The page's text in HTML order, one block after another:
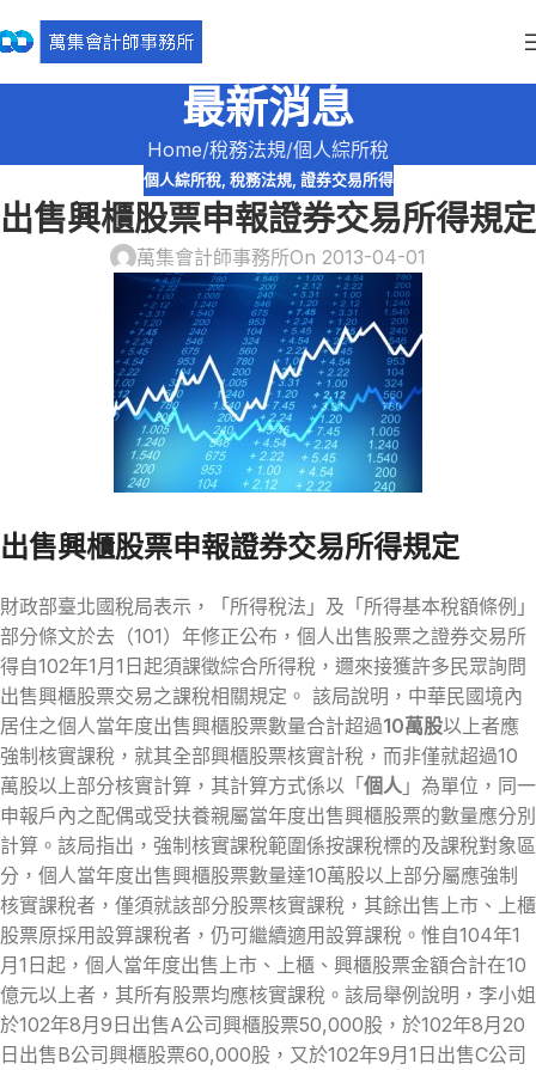
最新消息
Home 稅務法規 個人綜所稅
個人綜所稅, 稅務法規, 證券交易所得
出售興櫃股票申報證券交易所得規定
萬集會計師事務所On 2013-04-01
出售興櫃股票申報證券交易所得規定
財政部臺北國稅局表示，「所得稅法」及「所得基本稅額條例」
部分條文於去（101）年修正公布，個人出售股票之證券交易所
得自102年1月1日起須課徵綜合所得稅，邇來接獲許多民眾詢問
出售興櫃股票交易之課稅相關規定。 該局說明，中華民國境內
居住之個人當年度出售興櫃股票數量合計超過10萬股以上者應
強制核實課稅，就其全部興櫃股票核實計稅，而非僅就超過10
萬股以上部分核實計算，其計算方式係以「個人 」為單位，同一
申報戶內之配偶或受扶養親屬當年度出售興櫃股票的數量應分別
計算。該局指出，強制核實課稅範圍係按課稅標的及課稅對象區
分，個人當年度出售興櫃股票數量達10萬股以上部分屬應強制
核實課稅者，僅須就該部分股票核實課稅，其餘出售上市、上櫃
股票原採用設算課稅者，仍可繼續適用設算課稅。惟自104年1
月1日起，個人當年度出售上市、上櫃、興櫃股票金額合計在10
億元以上者，其所有股票均應核實課稅。該局舉例說明，李小姐
於102年8月9日出售A公司興櫃股票50,000股，於102年8月20
日出售B公司興櫃股票60,000股，又於102年9月1日出售C公司